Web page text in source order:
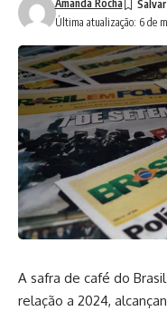
Última atualização: 6 de
Amanda Rocha
A safra de café do
relação a 2024,